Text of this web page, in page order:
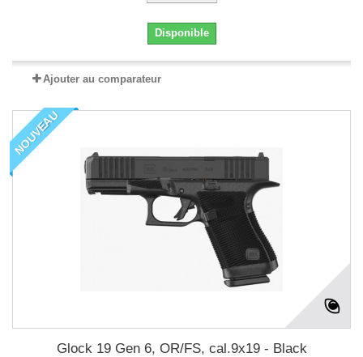
Disponible
Ajouter au comparateur
NOUVEAU
Glock 19 Gen 6, OR/FS, cal.9x19 - Black